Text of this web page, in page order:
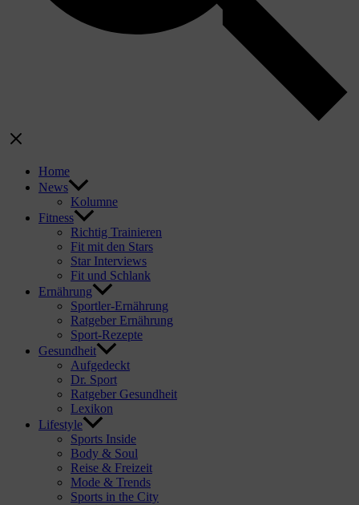
Home
News
Kolumne
Fitness
Richtig Trainieren
Fit mit den Stars
Star Interviews
Fit und Schlank
Ernährung
Sportler-Ernährung
Ratgeber Ernährung
Sport-Rezepte
Gesundheit
Aufgedeckt
Dr. Sport
Ratgeber Gesundheit
Lexikon
Lifestyle
Sports Inside
Body & Soul
Reise & Freizeit
Mode & Trends
Sports in the City